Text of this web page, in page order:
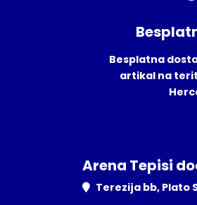
Besplatna
artikal na
Arena Tepisi
Terezija bb, Plato